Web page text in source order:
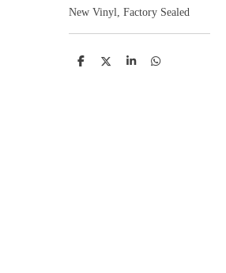
New Vinyl, Factory Sealed
D
D
S
D